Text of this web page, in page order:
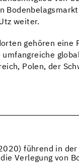
weiter.
gehören eine
Polen, der
führend in der
Verlegung von